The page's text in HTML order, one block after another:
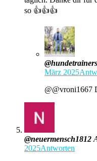
so 👍👍👍
März 2025
@@vroni1667
@neuermensch1812
2025Antworten